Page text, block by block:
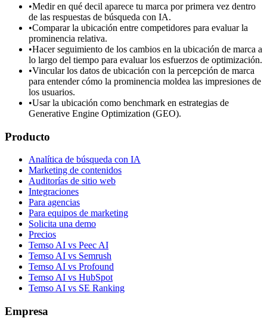
•Medir en qué decil aparece tu marca por primera vez dentro
de las respuestas de búsqueda con IA.
•Comparar la ubicación entre competidores para evaluar la
prominencia relativa.
•Hacer seguimiento de los cambios en la ubicación de marca a
lo largo del tiempo para evaluar los esfuerzos de optimización.
•Vincular los datos de ubicación con la percepción de marca
para entender cómo la prominencia moldea las impresiones de
los usuarios.
•Usar la ubicación como benchmark en estrategias de
Generative Engine Optimization (GEO).
Producto
Analítica de búsqueda con IA
Marketing de contenidos
Auditorías de sitio web
Integraciones
Para agencias
Para equipos de marketing
Solicita una demo
Precios
Temso AI vs Peec AI
Temso AI vs Semrush
Temso AI vs Profound
Temso AI vs HubSpot
Temso AI vs SE Ranking
Empresa